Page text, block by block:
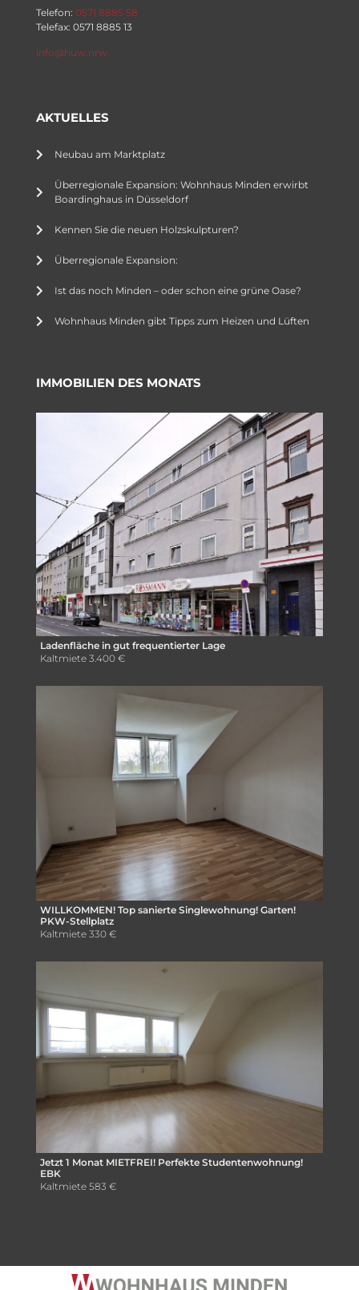
Telefon: 0571 8885 58
Telefax: 0571 8885 13
info@huw.nrw
AKTUELLES
Neubau am Marktplatz
Überregionale Expansion: Wohnhaus Minden erwirbt
Boardinghaus in Düsseldorf
Kennen Sie die neuen Holzskulpturen?
Überregionale Expansion:
Ist das noch Minden – oder schon eine grüne Oase?
Wohnhaus Minden gibt Tipps zum Heizen und Lüften
IMMOBILIEN DES MONATS
Ladenfläche in gut frequentierter Lage
Kaltmiete 3.400 €
WILLKOMMEN! Top sanierte Singlewohnung! Garten!
PKW-Stellplatz
Kaltmiete 330 €
Jetzt 1 Monat MIETFREI! Perfekte Studentenwohnung!
EBK
Kaltmiete 583 €